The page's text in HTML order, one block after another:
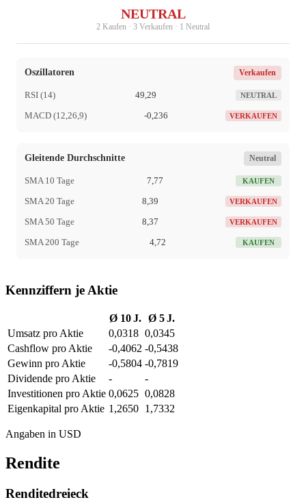
NEUTRAL
2 Kaufen · 3 Verkaufen · 1 Neutral
Oszillatoren Verkaufen
RSI (14) 49,29 NEUTRAL
MACD (12,26,9) -0,236 VERKAUFEN
Gleitende Durchschnitte Neutral
SMA 10 Tage 7,77 KAUFEN
SMA 20 Tage 8,39 VERKAUFEN
SMA 50 Tage 8,37 VERKAUFEN
SMA 200 Tage 4,72 KAUFEN
Kennziffern je Aktie
Ø 10 J. Ø 5 J.
Umsatz pro Aktie
0,0318 0,0345
Cashflow pro Aktie
-0,4062 -0,5438
Gewinn pro Aktie
-0,5804 -0,7819
Dividende pro Aktie
-
-
Investitionen pro Aktie 0,0625 0,0828
Eigenkapital pro Aktie 1,2650 1,7332
Angaben in USD
Rendite
Renditedreieck